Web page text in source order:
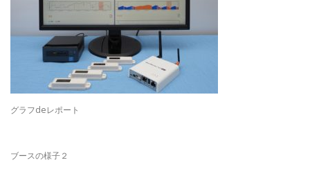
グラフdeレポート
ブースの様子２